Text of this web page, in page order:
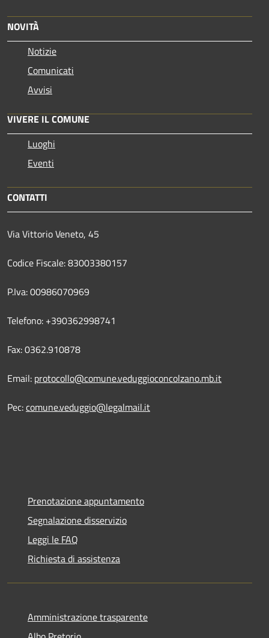
NOVITÀ
Notizie
Comunicati
Avvisi
VIVERE IL COMUNE
Luoghi
Eventi
CONTATTI
Via Vittorio Veneto, 45
Codice Fiscale: 83003380157
P.Iva: 00986070969
Telefono: +390362998741
Fax: 0362.910878
Email: protocollo@comune.veduggioconcolzano.mb.it
Pec:comune.veduggio@legalmail.it
Prenotazione appuntamento
Segnalazione disservizio
Leggi le FAQ
Richiesta di assistenza
Amministrazione trasparente